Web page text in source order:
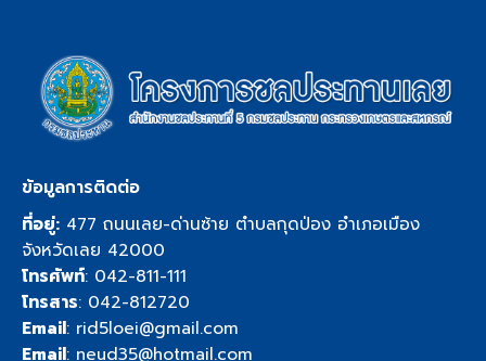
ข้อมูลการติดต่อ
ที่อยู่: 477 ถนนเลย-ด่านซ้าย ตำบลกุดป่อง อำเภอเมือง
จังหวัดเลย 42000
โทรศัพท์: 042-811-111
โทรสาร: 042-812720
Email: rid5loei@gmail.com
Email: neud35@hotmail.com